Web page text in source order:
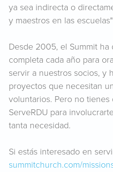
ya sea indirecta o
y maestros en las escuelas"
Desde 2005, el Summit ha
completa cada año para
servir a nuestros socios, y
proyectos que necesitan
voluntarios. Pero no
ServeRDU para
tanta necesidad.
Si estás interesado en
summitchurch.com/